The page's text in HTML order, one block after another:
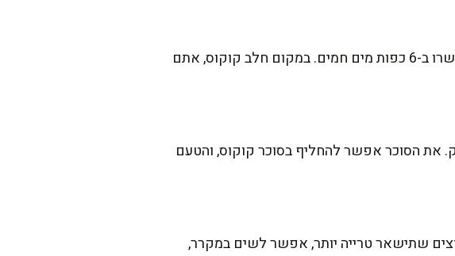
ברור שאפשר! פשוט החליפו את הביצים בשלוש כפות זרעי פשתן טחונים שהושרו ב-6 כפות מים חמים. במקום חלב קוקוס, אתם
את הסוכר אפשר להחליף בסוכר קוקוס, והטעם
שתישאר טרייה יותר, אפשר לשים במקרר,